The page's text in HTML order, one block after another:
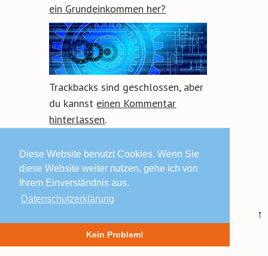
Diese Website benutzt Cookies. Wenn Sie
diese Website weiter nutzen, gehe ich von
Ihrem Einverständnis aus.
Datenschutzerklärung
Kein Problem!
ein Grundeinkommen her?
Trackbacks sind geschlossen, aber
du kannst einen Kommentar
hinterlassen.
↑